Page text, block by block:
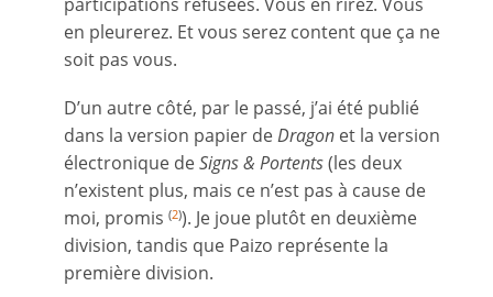
en pleurerez. Et vous serez content que ça ne
soit pas vous.
D’un autre côté, par le passé, j’ai été publié
dans la version papier deDragon et la version
électronique deSigns & Portents(les deux
n’existent plus, mais ce n’est pas à cause de
moi, promis (2)). Je joue plutôt en deuxième
division, tandis que Paizo représente la
première division.